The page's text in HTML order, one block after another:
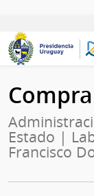
Estado |
Francisco